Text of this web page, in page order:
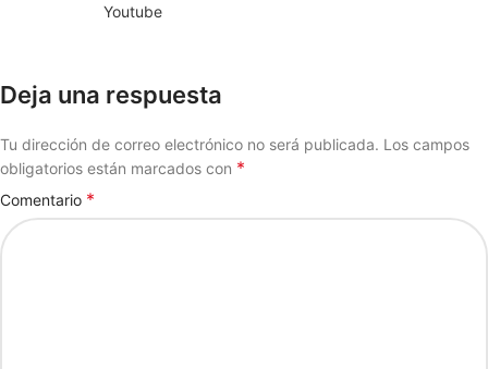
Youtube
Deja una respuesta
Tu dirección de correo electrónico no será publicada. Los campos
obligatorios están marcados con *
Comentario *